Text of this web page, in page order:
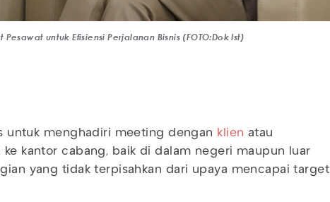
untuk Efisiensi Perjalanan Bisnis (FOTO:Dok Ist)
untuk menghadiri meeting dengan klien atau
ke kantor cabang, baik di dalam negeri maupun luar
yang tidak terpisahkan dari upaya mencapai target